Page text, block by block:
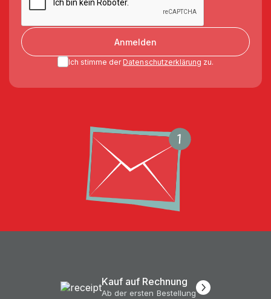
Anmelden
Ich stimme der Datenschutzerklärung zu.
Kauf auf Rechnung
Ab der ersten Bestellung